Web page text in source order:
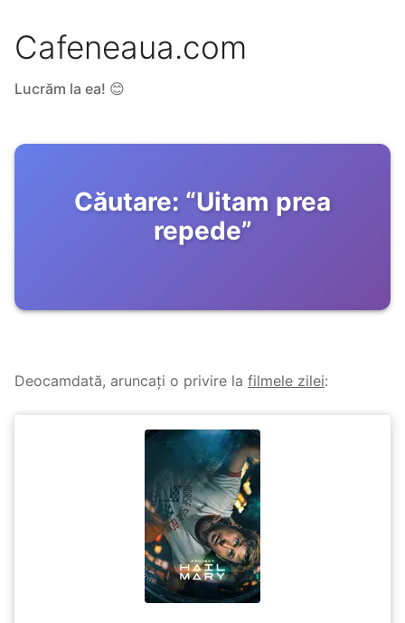
Cafeneaua.com
Lucrăm la ea! 😊
Căutare: “Uitam prea
repede”
Deocamdată, aruncați o privire la filmele zilei: